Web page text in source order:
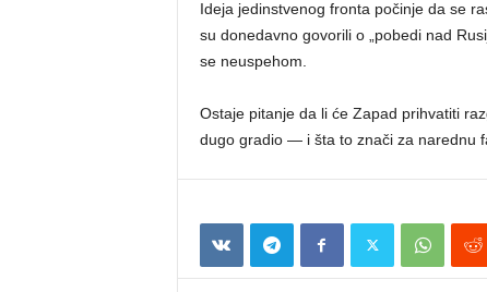
Ideja jedinstvenog fronta počinje da se
su donedavno govorili o „pobedi nad
se neuspehom.
Ostaje pitanje da li će Zapad prihvatiti
dugo gradio — i šta to znači za narednu